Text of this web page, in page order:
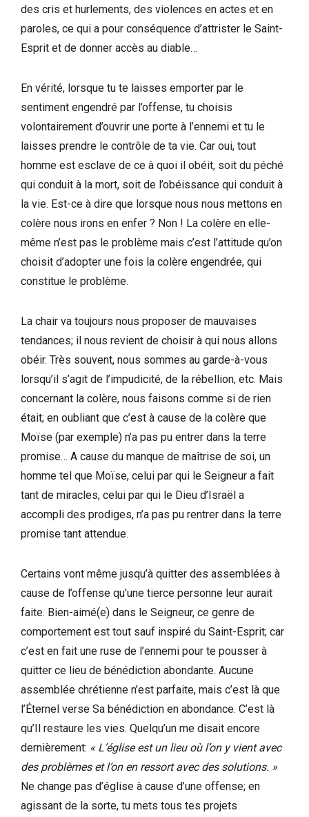
des cris et hurlements, des violences en actes et en
paroles, ce qui a pour conséquence d’attrister le Saint-
Esprit et de donner accès au diable…
En vérité, lorsque tu te laisses emporter par le
sentiment engendré par l’offense, tu choisis
volontairement d’ouvrir une porte à l’ennemi et tu le
laisses prendre le contrôle de ta vie. Car oui, tout
homme est esclave de ce à quoi il obéit, soit du péché
qui conduit à la mort, soit de l’obéissance qui conduit à
la vie. Est-ce à dire que lorsque nous nous mettons en
colère nous irons en enfer ? Non ! La colère en elle-
même n’est pas le problème mais c’est l’attitude qu’on
choisit d’adopter une fois la colère engendrée, qui
constitue le problème.
La chair va toujours nous proposer de mauvaises
tendances; il nous revient de choisir à qui nous allons
obéir. Très souvent, nous sommes au garde-à-vous
lorsqu’il s’agit de l’impudicité, de la rébellion, etc. Mais
concernant la colère, nous faisons comme si de rien
était; en oubliant que c’est à cause de la colère que
Moïse (par exemple) n’a pas pu entrer dans la terre
promise… A cause du manque de maîtrise de soi, un
homme tel que Moïse, celui par qui le Seigneur a fait
tant de miracles, celui par qui le Dieu d’Israël a
accompli des prodiges, n’a pas pu rentrer dans la terre
promise tant attendue.
Certains vont même jusqu’à quitter des assemblées à
cause de l’offense qu’une tierce personne leur aurait
faite. Bien-aimé(e) dans le Seigneur, ce genre de
comportement est tout sauf inspiré du Saint-Esprit; car
c’est en fait une ruse de l’ennemi pour te pousser à
quitter ce lieu de bénédiction abondante. Aucune
assemblée chrétienne n’est parfaite, mais c’est là que
l’Éternel verse Sa bénédiction en abondance. C’est là
qu’Il restaure les vies. Quelqu’un me disait encore
dernièrement: « L’église est un lieu où l’on y vient avec
des problèmes et l’on en ressort avec des solutions. »
Ne change pas d’église à cause d’une offense; en
agissant de la sorte, tu mets tous tes projets